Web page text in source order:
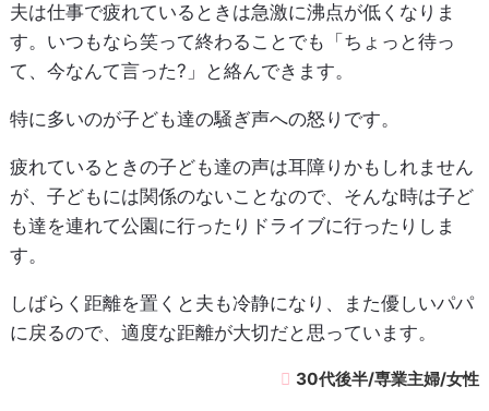
夫は仕事で疲れているときは急激に沸点が低くなりま
す。いつもなら笑って終わることでも「ちょっと待っ
て、今なんて言った?」と絡んできます。
特に多いのが子ども達の騒ぎ声への怒りです。
疲れているときの子ども達の声は耳障りかもしれません
が、子どもには関係のないことなので、そんな時は子ど
も達を連れて公園に行ったりドライブに行ったりしま
す。
しばらく距離を置くと夫も冷静になり、また優しいパパ
に戻るので、適度な距離が大切だと思っています。
30代後半/専業主婦/女性